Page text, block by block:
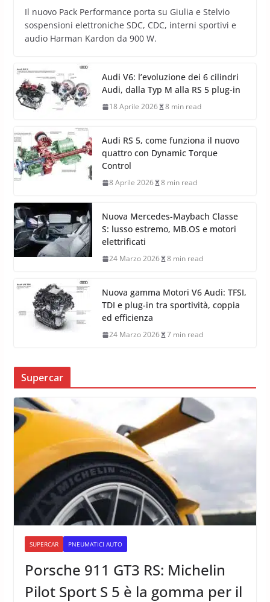
Il nuovo Pack Performance porta su Giulia e Stelvio
sospensioni elettroniche SDC, CDC, interni sportivi e
audio Harman Kardon da 900 W.
Audi V6: l’evoluzione dei 6 cilindri
Audi, dalla Typ M alla RS 5 plug-in
18 Aprile 2026 8 min read
Audi RS 5, come funziona il nuovo
quattro con Dynamic Torque
Control
8 Aprile 2026 8 min read
Nuova Mercedes-Maybach Classe
S: lusso estremo, MB.OS e motori
elettrificati
24 Marzo 2026 8 min read
Nuova gamma Motori V6 Audi: TFSI,
TDI e plug-in tra sportività, coppia
ed efficienza
24 Marzo 2026 7 min read
Supercar
SUPERCAR PNEUMATICI AUTO
Porsche 911 GT3 RS: Michelin
Pilot Sport S 5 è la gomma per il